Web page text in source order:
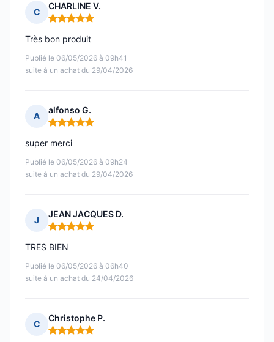
C
CHARLINE V.
Note : 5 sur 5
Publié le 06/05/2026 à 09h41
suite à un achat du 29/04/2026
Très bon produit
A
alfonso G.
Note : 5 sur 5
Publié le 06/05/2026 à 09h24
suite à un achat du 29/04/2026
super merci
J
JEAN JACQUES D.
Note : 5 sur 5
Publié le 06/05/2026 à 06h40
suite à un achat du 24/04/2026
TRES BIEN
C
Christophe P.
Note : 5 sur 5